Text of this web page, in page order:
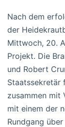
Nach dem
der
Mittwoch, 20.
Projekt. Die
und Robert
Staatssekretär
zusammen mit
mit einem der
Rundgang